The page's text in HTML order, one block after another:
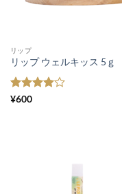
リップ
リップ ウェルキッス 5ｇ
5段階中
¥600